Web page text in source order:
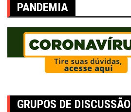
PANDEMIA
GRUPOS DE DISCUSSÃO